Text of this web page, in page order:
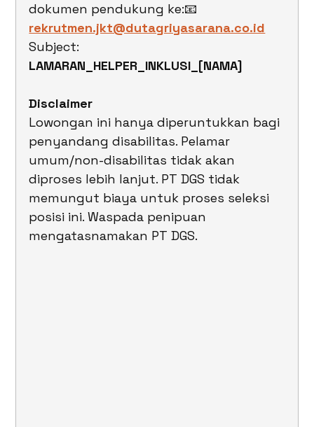
dokumen pendukung ke:📧
rekrutmen.jkt@dutagriyasarana.co.id
Subject:
LAMARAN_HELPER_INKLUSI_[NAMA]
Disclaimer
Lowongan ini hanya diperuntukkan bagi
penyandang disabilitas. Pelamar
umum/non-disabilitas tidak akan
diproses lebih lanjut. PT DGS tidak
memungut biaya untuk proses seleksi
posisi ini. Waspada penipuan
mengatasnamakan PT DGS.